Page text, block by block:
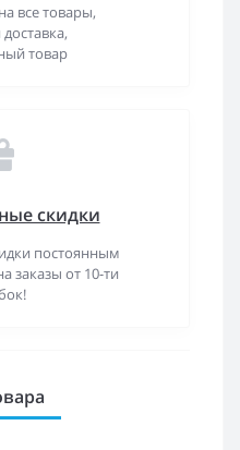
все товары,
товар
скидки
постоянным
заказы от 10-ти